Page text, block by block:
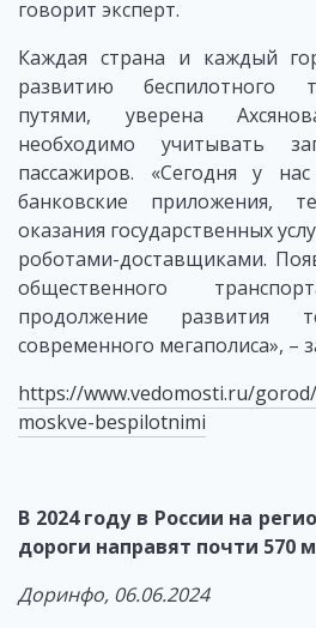
говорит эксперт.
Каждая страна и каждый
развитию беспилотного
путями, уверена
необходимо учитывать
пассажиров. «Сегодня у
банковские приложения,
оказания государственных
роботами-доставщиками.
общественного
продолжение развития
современного мегаполиса», –
https://www.vedomosti.ru/
moskve-bespilotnimi
В 2024 году в России на
дороги направят почти 570
Доринфо, 06.06.2024